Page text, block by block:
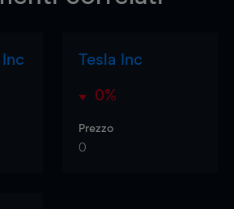
Tesla Inc
0%
Prezzo
0